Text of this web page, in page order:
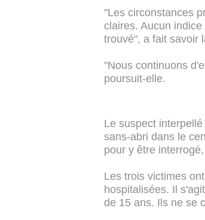
"Les circonstances
claires. Aucun
trouvé", a fait savoir
"Nous continuons
poursuit-elle.
Le suspect
sans-abri dans le
pour y être
Les trois victimes
hospitalisées. Il
de 15 ans. Ils ne se